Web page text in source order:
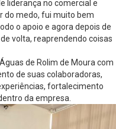
liderança no comercial e
do medo, fui muito bem
o apoio e agora depois de
volta, reaprendendo coisas
de Rolim de Moura com
de suas colaboradoras,
fortalecimento
da empresa.